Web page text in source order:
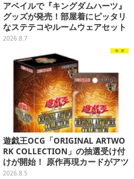
アベイルで『キングダムハーツ』
グッズが発売！部屋着にピッタリ
なステテコやルームウェアセット
2026.8.7
遊戯王OCG「ORIGINAL ARTWO
RK COLLECTION」の抽選受け付
けが開始！ 原作再現カードがアツ
いスペシャルパック
2026.8.5